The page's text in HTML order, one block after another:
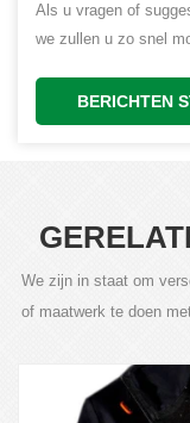
Als u vragen of
we zullen u zo snel
BERICHTEN
We zijn in staat om
of maatwerk te doen